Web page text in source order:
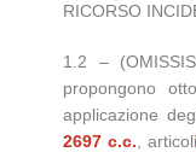
RICORSO
1.2 –
propongono
applicazione
2697 c.c. ,